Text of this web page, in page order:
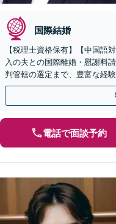
国際結婚
【税理士資格保有】【中国語
入の夫との国際離婚・慰謝料
判管轄の選定まで、豊富な経
駅3分】
電話で面談予約